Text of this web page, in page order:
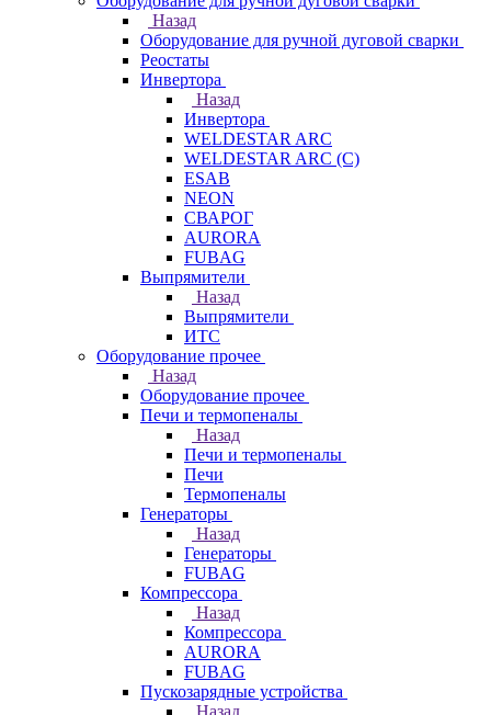
Назад
Оборудование для ручной дуговой сварки
Реостаты
Инвертора
Назад
Инвертора
WELDESTAR ARC
WELDESTAR ARC (С)
ESAB
NEON
СВАРОГ
AURORA
FUBAG
Выпрямители
Назад
Выпрямители
ИТС
Оборудование прочее
Назад
Оборудование прочее
Печи и термопеналы
Назад
Печи и термопеналы
Печи
Термопеналы
Генераторы
Назад
Генераторы
FUBAG
Компрессора
Назад
Компрессора
AURORA
FUBAG
Пускозарядные устройства
Назад